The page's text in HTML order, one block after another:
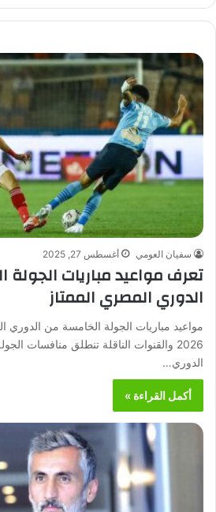
سفيان العومي أغسطس 27, 2025
تعرف مواعيد مباريات
الدوري المصري الممتاز
2026 والقنوات الناقلة تنطلق منافسات
الدوري…
أكمل القراءة »